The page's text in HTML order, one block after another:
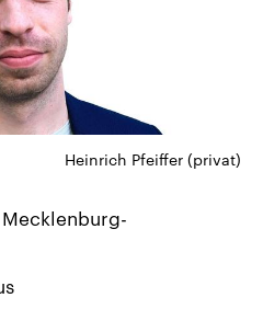
Heinrich Pfeiffer (privat)